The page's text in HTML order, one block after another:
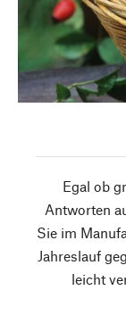
Egal ob
Antworten
Sie im
Jahreslauf
leicht